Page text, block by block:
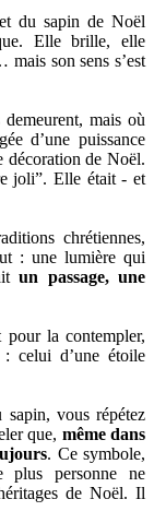
du sapin de Noël
Elle brille, elle
son sens s’est
mais où
d’une puissance
décoration de Noël.
joli”. Elle était - et
chrétiennes,
: une lumière qui
un passage, une
pour la contempler,
celui d’une étoile
sapin, vous répétez
que, même dans
. Ce symbole,
plus personne ne
de Noël. Il